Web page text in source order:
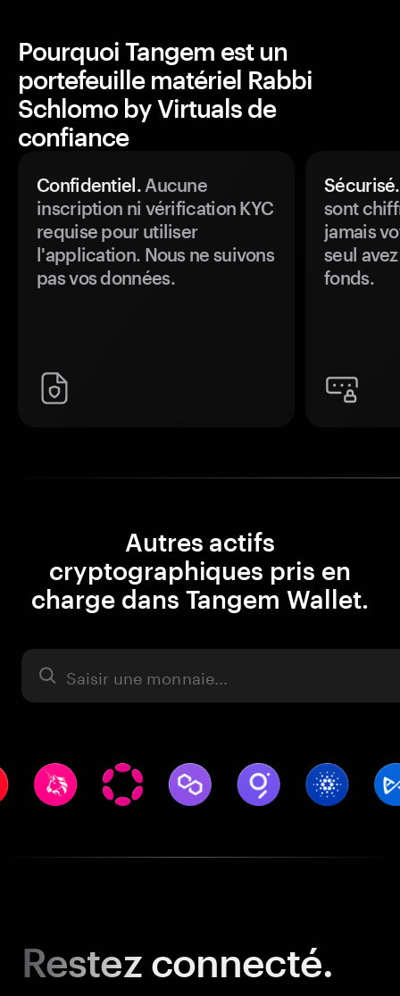
Pourquoi Tangem est un
portefeuille matériel Rabbi
Schlomo by Virtuals de
confiance
Confidentiel.Aucune
inscription ni vérification KYC
requise pour utiliser
l'application. Nous ne suivons
pas vos données.
Sécurisé.
sont
jamais
seul
fonds.
Autres actifs
cryptographiques pris en
charge dans Tangem Wallet.
Actifs
Restezconnecté.